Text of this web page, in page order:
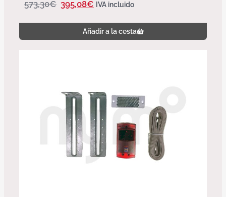
573,30€ 395,08€ IVA incluido
Añadir a la cesta